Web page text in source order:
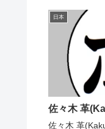
日本
佐々木 革
佐々木 革